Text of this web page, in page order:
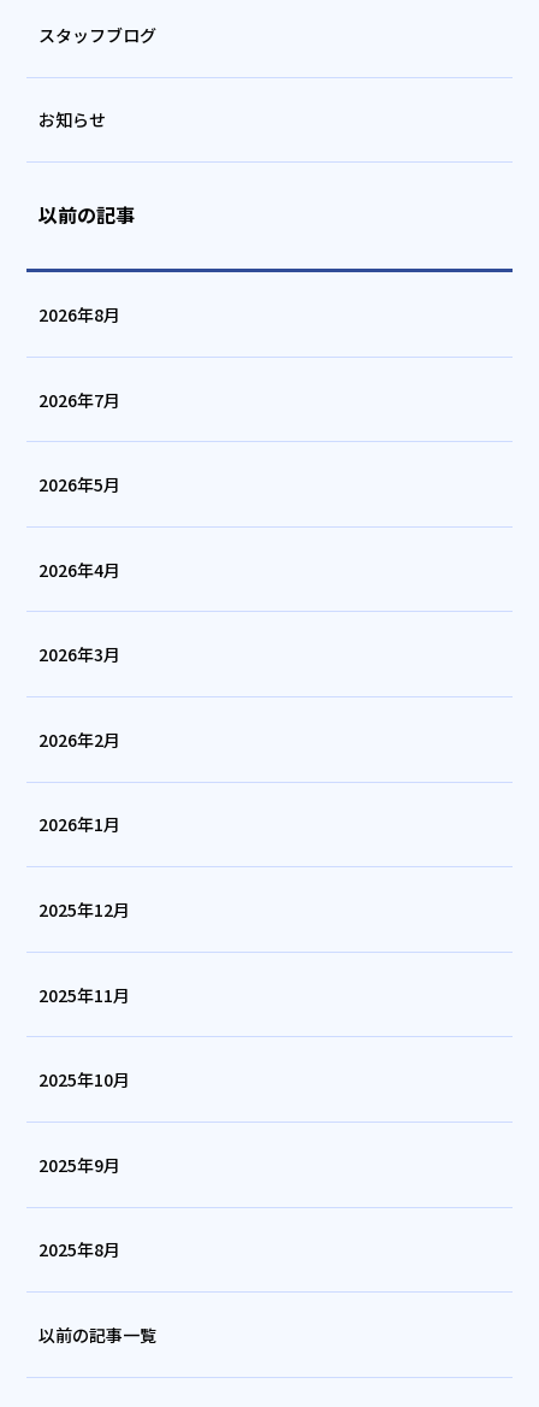
スタッフブログ
お知らせ
以前の記事
2026年8月
2026年7月
2026年5月
2026年4月
2026年3月
2026年2月
2026年1月
2025年12月
2025年11月
2025年10月
2025年9月
2025年8月
以前の記事一覧